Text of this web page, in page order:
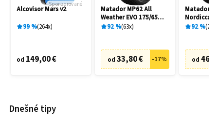
Sponzorované
Alcovisor Mars v2
99% 264x
od 149,00 €
Matador MP62 All
Weather EVO 175/65
R14 82T
92% 63x
od 33,80 € -17%
Matador
Nordicca
91H
92% 241
od
Dnešné tipy